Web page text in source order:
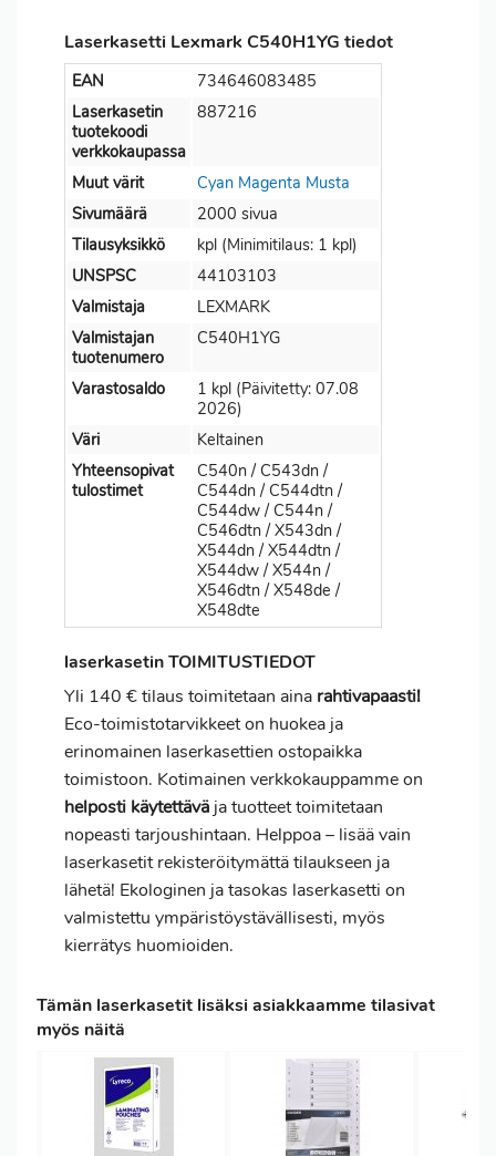
Laserkasetti Lexmark C540H1YG tiedot
EAN
734646083485
Laserkasetin
tuotekoodi
verkkokaupassa
887216
Muut värit Cyan Magenta Musta
Sivumäärä
2000 sivua
Tilausyksikkö
kpl (Minimitilaus: 1 kpl)
UNSPSC
44103103
Valmistaja
LEXMARK
Valmistajan
tuotenumero
C540H1YG
Varastosaldo
1 kpl (Päivitetty: 07.08
2026)
Väri
Keltainen
Yhteensopivat
tulostimet
C540n / C543dn /
C544dn / C544dtn /
C544dw / C544n /
C546dtn / X543dn /
X544dn / X544dtn /
X544dw / X544n /
X546dtn / X548de /
X548dte
laserkasetin TOIMITUSTIEDOT
Yli 140 € tilaus toimitetaan aina rahtivapaasti!
Eco-toimistotarvikkeet on huokea ja
erinomainen laserkasettien ostopaikka
toimistoon. Kotimainen verkkokauppamme on
helposti käytettävä ja tuotteet toimitetaan
nopeasti tarjoushintaan. Helppoa – lisää vain
laserkasetit rekisteröitymättä tilaukseen ja
lähetä! Ekologinen ja tasokas laserkasetti on
valmistettu ympäristöystävällisesti, myös
kierrätys huomioiden.
Tämän laserkasetit lisäksi asiakkaamme tilasivat
myös näitä